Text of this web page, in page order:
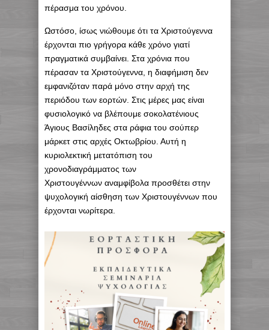
πέρασμα του χρόνου.
Ωστόσο, ίσως νιώθουμε ότι τα Χριστούγεννα
έρχονται πιο γρήγορα κάθε χρόνο γιατί
πραγματικά συμβαίνει. Στα χρόνια που
πέρασαν τα Χριστούγεννα, η διαφήμιση δεν
εμφανιζόταν παρά μόνο στην αρχή της
περιόδου των εορτών. Στις μέρες μας είναι
φυσιολογικό να βλέπουμε σοκολατένιους
Άγιους Βασίληδες στα ράφια του σούπερ
μάρκετ στις αρχές Οκτωβρίου. Αυτή η
κυριολεκτική μετατόπιση του
χρονοδιαγράμματος των
Χριστουγέννων αναμφίβολα προσθέτει στην
ψυχολογική αίσθηση των Χριστουγέννων που
έρχονται νωρίτερα.